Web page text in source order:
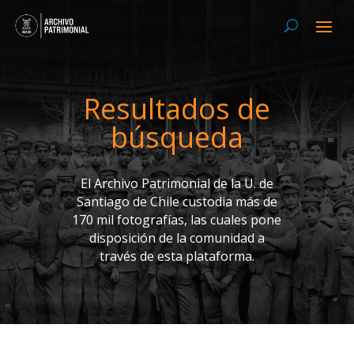
Resultados de
búsqueda
El Archivo Patrimonial de la U. de
Santiago de Chile custodia más de
170 mil fotografías, las cuales pone
disposición de la comunidad a
través de esta plataforma.